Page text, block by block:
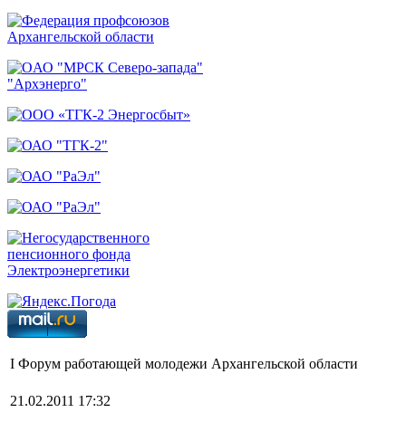
I Форум работающей молодежи Архангельской области
21.02.2011 17:32